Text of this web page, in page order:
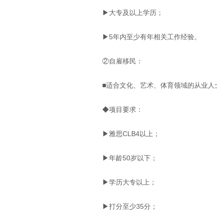
▶大专及以上学历；
▶5年内至少有年相关工作经验。
②自雇移民：
■适合文化、艺术、体育领域的从业人
◆项目要求：
▶雅思CLB4以上；
▶年龄50岁以下；
▶学历大专以上；
▶打分至少35分；